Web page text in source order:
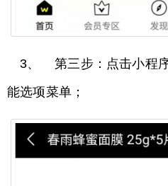
3、 第三步：点击小程
能选项菜单；